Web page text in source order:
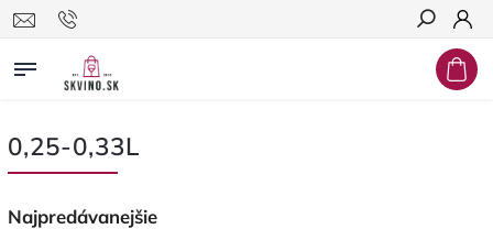
Hľadať
0,25-0,33L
Najpredávanejšie